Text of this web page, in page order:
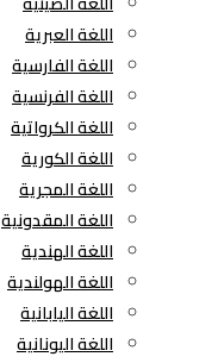
اللغة العبرية
اللغة الفارسية
اللغة الفرنسية
اللغة الكرواتية
اللغة الكورية
اللغة المجرية
اللغة المقدونية
اللغة الهندية
اللغة الهولندية
اللغة اليابانية
اللغة اليونانية